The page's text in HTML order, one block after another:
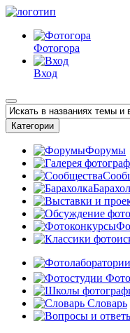
Фотогора
Вход
Категории
Форумы
Словарь